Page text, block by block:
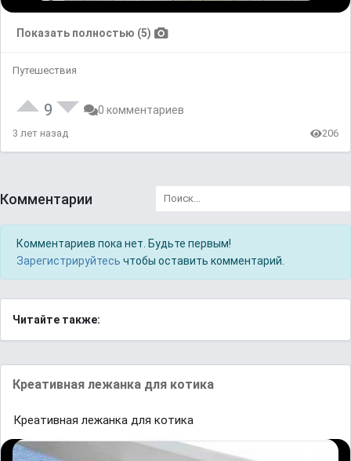
Показать полностью (5)
Путешествия
9 0 комментариев
3 лет назад 206
Комментарии
Комментариев пока нет. Будьте первым!
Зарегистрируйтесь чтобы оставить комментарий.
Читайте также:
Креативная лежанка для котика
Креативная лежанка для котика